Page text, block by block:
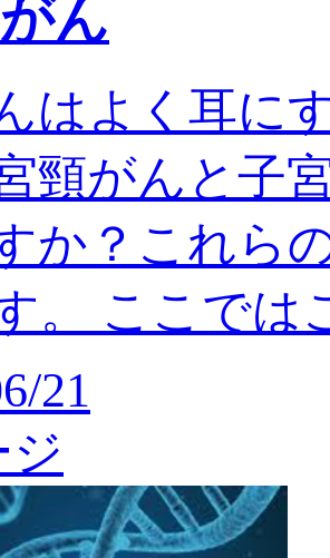
ん
はよく耳に
頸がんと子
か？これら
。 ここでは
21